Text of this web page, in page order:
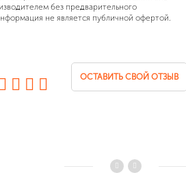
без предварительного
не является публичной офертой.
ОСТАВИТЬ СВОЙ ОТЗЫВ